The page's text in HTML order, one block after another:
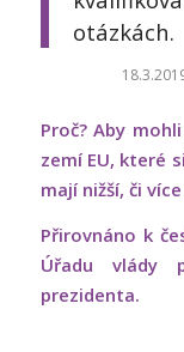
otázkách.
Proč? Aby
zemí EU, které
mají nižší, či
Přirovnáno k
Úřadu vlády
prezidenta.